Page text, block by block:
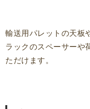
輸送用パレットの天板
ラックのスペーサーや
ただけます。